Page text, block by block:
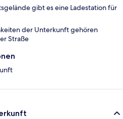
gibt es eine Ladestation für
der Unterkunft gehören
Straße